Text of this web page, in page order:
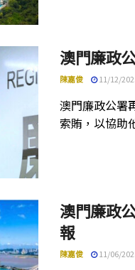
澳門廉政
陳嘉俊 11/12/
澳門廉政公署
索賄，以協助
澳門廉政
報
陳嘉俊 11/06/